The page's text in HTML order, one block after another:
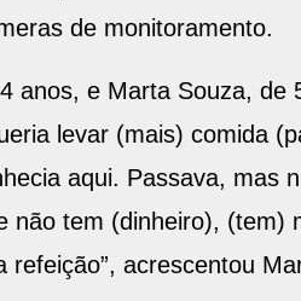
de monitoramento.
anos, e Marta Souza, de
levar (mais) comida
aqui. Passava, mas
tem (dinheiro), (tem)
acrescentou